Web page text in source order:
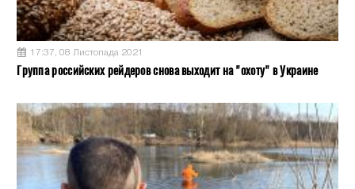
17:37, 08 Листопада 2021
Группа российских рейдеров снова выходит на "охоту" в Украине